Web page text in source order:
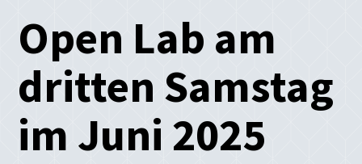
Open Lab am
dritten Samstag
im Juni 2025